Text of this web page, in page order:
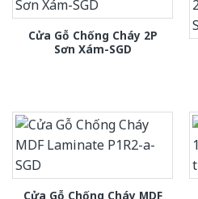
Cửa Gỗ Chống Cháy 2P
Sơn Xám-SGD
Cửa Gỗ Chống Cháy MDF